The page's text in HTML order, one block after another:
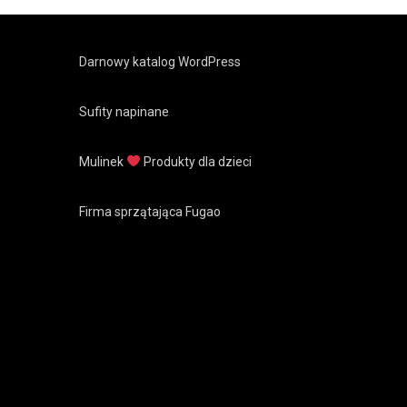
Darnowy katalog WordPress
Sufity napinane
Mulinek Produkty dla dzieci
Firma sprzątająca Fugao